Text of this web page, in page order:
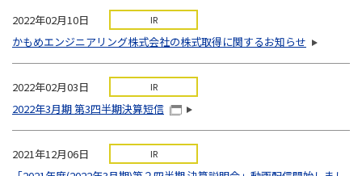
2022年02月10日 IR
かもめエンジニアリング株式会社の株式取得に関するお知らせ
2022年02月03日 IR
2022年3月期 第3四半期決算短信
2021年12月06日 IR